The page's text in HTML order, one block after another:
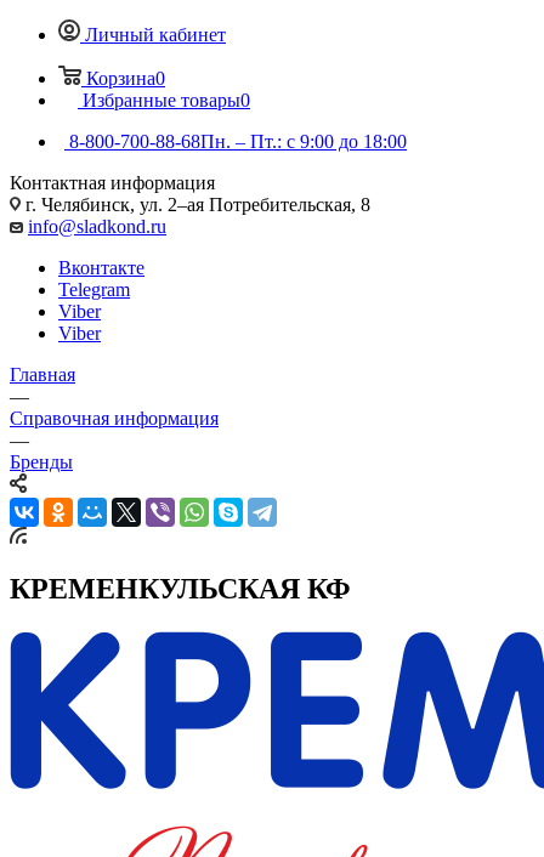
Личный кабинет
Корзина0
Избранные товары0
8-800-700-88-68Пн. – Пт.: с 9:00 до 18:00
Контактная информация
г. Челябинск, ул. 2–ая Потребительская, 8
info@sladkond.ru
Вконтакте
Telegram
Viber
Viber
Главная
—
Справочная информация
—
Бренды
КРЕМЕНКУЛЬСКАЯ КФ